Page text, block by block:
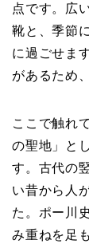
点です。広
靴と、季節
に過ごせま
があるため
ここで触れ
の聖地」と
す。古代の
い昔から人
た。ポー川
み重ねを足